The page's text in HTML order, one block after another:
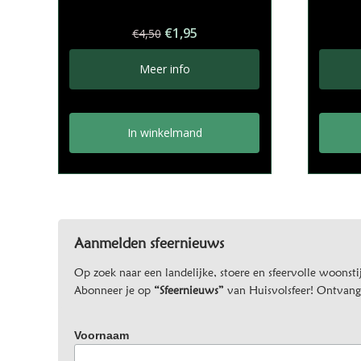
€4,50 Oorspronkelijke
prijs
was:
€4,50.
€1,95Huidige
prijs
€1,95.
Meer info
In winkelmand
Aanmelden sfeernieuws
Op zoek naar een landelijke, stoere en sfeervolle
Abonneer je op “Sfeernieuws” van Huisvolsfeer!
Voornaam